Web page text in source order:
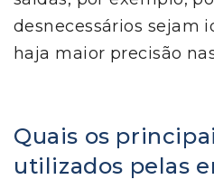
desnecessários sejam
haja maior precisão
Quais os
utilizados pelas